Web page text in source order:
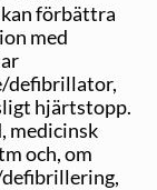
förbättra
med
defibrillator,
hjärtstopp.
medicinsk
och, om